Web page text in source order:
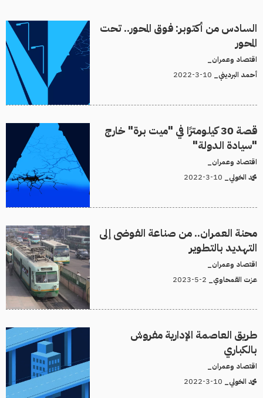
السادس من أكتوبر: فوق المحور.. تحت
المحور
اقتصاد وعمران_
أحمد البرديني_
قصة 30 كيلومترًا في "ميت برة" خارج
"سيادة الدولة"
اقتصاد وعمران_
محمد الخولي_
محنة العمران.. من صناعة الفوضى إلى
التهديد بالتطوير
اقتصاد وعمران_
عزت القمحاوي_
طريق العاصمة الإدارية مفروش
بالكباري
اقتصاد وعمران_
محمد الخولي_